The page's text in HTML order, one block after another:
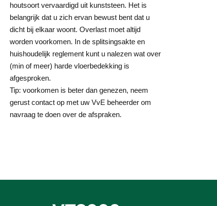
houtsoort vervaardigd uit kunststeen. Het is
belangrijk dat u zich ervan bewust bent dat u
dicht bij elkaar woont. Overlast moet altijd
worden voorkomen. In de splitsingsakte en
huishoudelijk reglement kunt u nalezen wat over
(min of meer) harde vloerbedekking is
afgesproken.
Tip: voorkomen is beter dan genezen, neem
gerust contact op met uw VvE beheerder om
navraag te doen over de afspraken.